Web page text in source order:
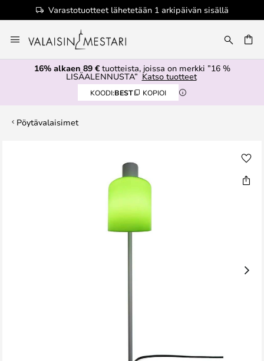
Varastotuotteet lähetetään 1 arkipäivän sisällä
to
Content
16% alkaen 89 €tuotteista, joissa on merkki ”16 %
LISÄALENNUSTA” Katso tuotteet
KOODI:BEST KOPIOI
Pöytävalaisimet